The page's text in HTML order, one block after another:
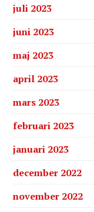
juli 2023
juni 2023
maj 2023
april 2023
mars 2023
februari 2023
januari 2023
december 2022
november 2022